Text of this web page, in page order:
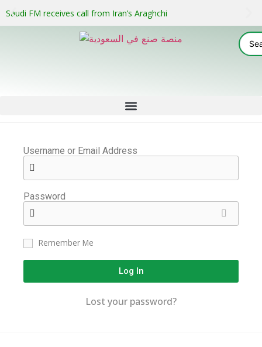
Saudi FM receives call from Iran’s Araghchi
Username or Email Address
Password
Remember Me
Log In
Lost your password?